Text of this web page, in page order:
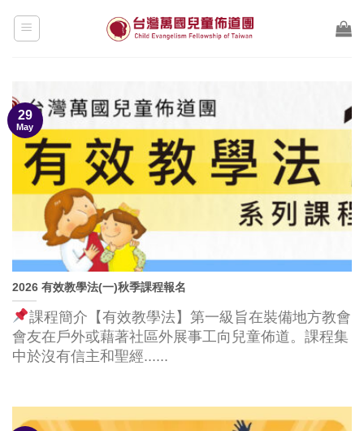
2026 有效教學法(一)秋季課程報名
課程簡介【有效教學法】第一級旨在裝備地方教會
會友在戶外或藉著社區外展事工向兒童佈道。課程集
中於沒有信主和聖經......
29
May